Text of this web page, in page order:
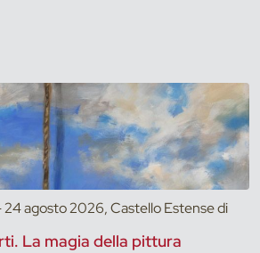
agosto 2026, Castello Estense di
La magia della pittura